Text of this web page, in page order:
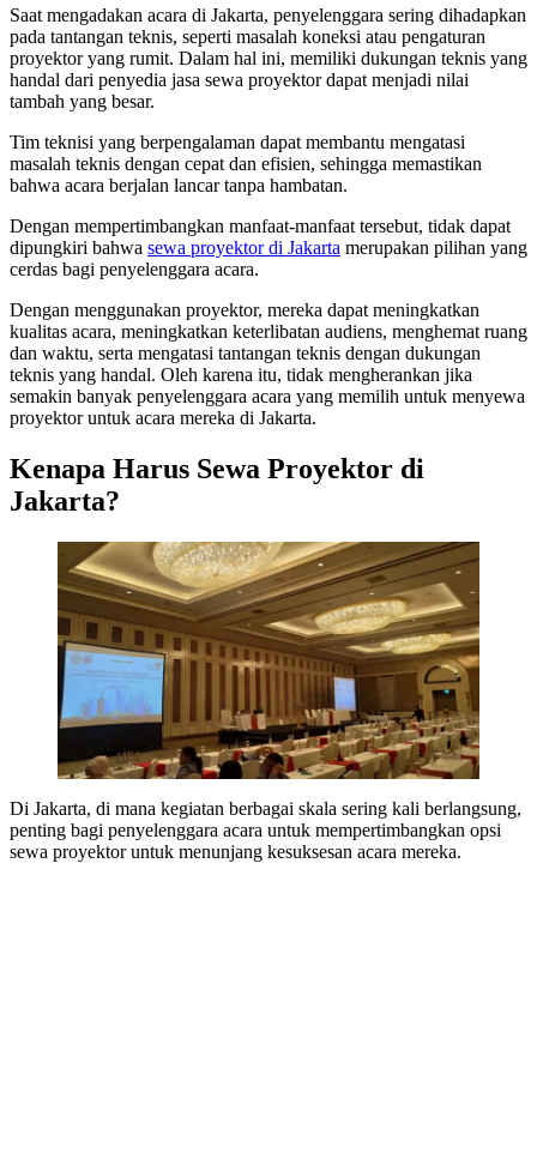
Saat mengadakan acara di Jakarta, penyelenggara sering dihadapkan
pada tantangan teknis, seperti masalah koneksi atau pengaturan
proyektor yang rumit. Dalam hal ini, memiliki dukungan teknis yang
handal dari penyedia jasa sewa proyektor dapat menjadi nilai
tambah yang besar.
Tim teknisi yang berpengalaman dapat membantu mengatasi
masalah teknis dengan cepat dan efisien, sehingga memastikan
bahwa acara berjalan lancar tanpa hambatan.
Dengan mempertimbangkan manfaat-manfaat tersebut, tidak dapat
dipungkiri bahwa sewa proyektor di Jakarta merupakan pilihan yang
cerdas bagi penyelenggara acara.
Dengan menggunakan proyektor, mereka dapat meningkatkan
kualitas acara, meningkatkan keterlibatan audiens, menghemat ruang
dan waktu, serta mengatasi tantangan teknis dengan dukungan
teknis yang handal. Oleh karena itu, tidak mengherankan jika
semakin banyak penyelenggara acara yang memilih untuk menyewa
proyektor untuk acara mereka di Jakarta.
Kenapa Harus Sewa Proyektor di
Jakarta?
Di Jakarta, di mana kegiatan berbagai skala sering kali berlangsung,
penting bagi penyelenggara acara untuk mempertimbangkan opsi
sewa proyektor untuk menunjang kesuksesan acara mereka.